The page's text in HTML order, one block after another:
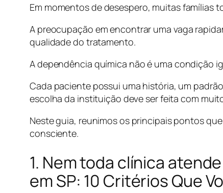
Em momentos de desespero, muitas famílias
A preocupação em encontrar uma vaga
qualidade do tratamento.
A dependência química não é uma condição
Cada paciente possui uma história, um
escolha da instituição deve ser feita com
Neste guia, reunimos os principais pontos
consciente.
1. Nem toda clínica
em SP: 10 Critérios Que